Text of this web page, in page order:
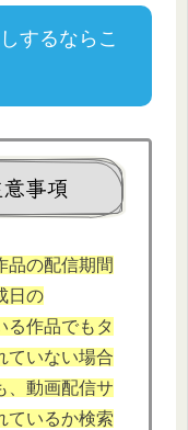
するならこ
事項
品の配信期間
日の
る作品でもタ
ていない場合
、動画配信サ
ているか検索